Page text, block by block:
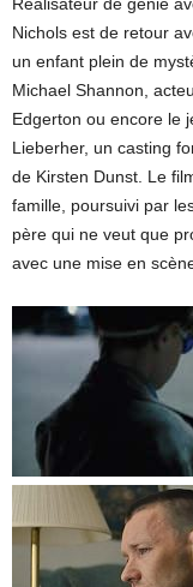
Nichols est de retour
un enfant plein de
Michael Shannon,
Edgerton ou encore le
Lieberher, un casting
de Kirsten Dunst. Le
famille, poursuivi par
père qui ne veut que
avec une mise en